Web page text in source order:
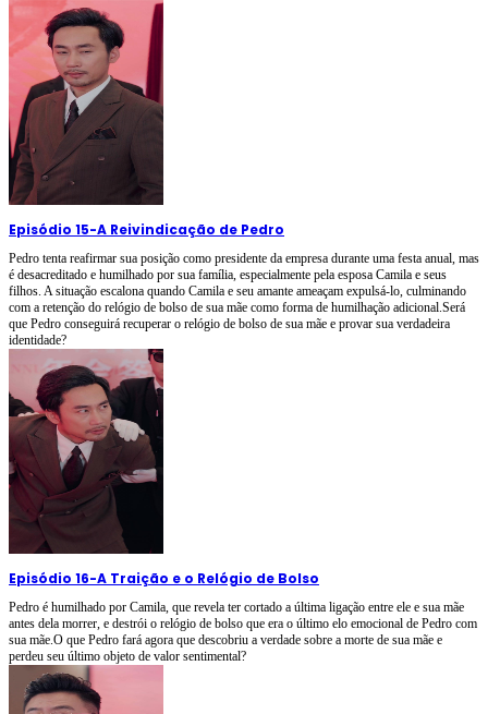
Episódio 15-A Reivindicação de Pedro
Pedro tenta reafirmar sua posição como presidente da empresa durante uma festa anual, mas
é desacreditado e humilhado por sua família, especialmente pela esposa Camila e seus
filhos. A situação escalona quando Camila e seu amante ameaçam expulsá-lo, culminando
com a retenção do relógio de bolso de sua mãe como forma de humilhação adicional.Será
que Pedro conseguirá recuperar o relógio de bolso de sua mãe e provar sua verdadeira
identidade?
Episódio 16-A Traição e o Relógio de Bolso
Pedro é humilhado por Camila, que revela ter cortado a última ligação entre ele e sua mãe
antes dela morrer, e destrói o relógio de bolso que era o último elo emocional de Pedro com
sua mãe.O que Pedro fará agora que descobriu a verdade sobre a morte de sua mãe e
perdeu seu último objeto de valor sentimental?